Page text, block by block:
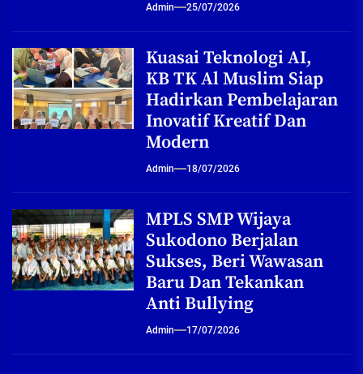
Admin 25/07/2026
Kuasai Teknologi AI,
KB TK Al Muslim Siap
Hadirkan Pembelajaran
Inovatif Kreatif Dan
Modern
Admin 18/07/2026
MPLS SMP Wijaya
Sukodono Berjalan
Sukses, Beri Wawasan
Baru Dan Tekankan
Anti Bullying
Admin 17/07/2026